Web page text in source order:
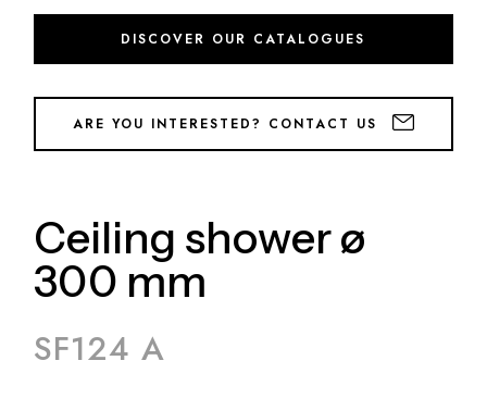
DISCOVER OUR CATALOGUES
ARE YOU INTERESTED? CONTACT US
Ceiling shower ø
300 mm
SF124 A